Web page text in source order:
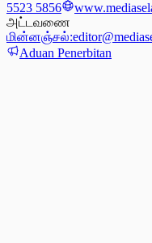
5523 5856
அட்டவணை
மின்னஞ்சல்:
Aduan Penerbitan